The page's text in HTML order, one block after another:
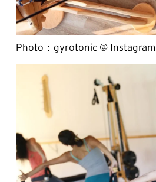
Photo：gyrotonic @ Instagram